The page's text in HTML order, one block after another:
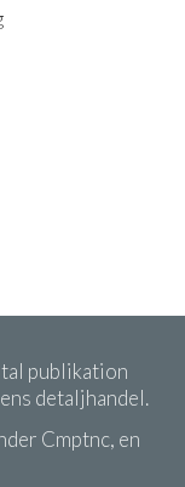
publikation
detaljhandel.
Cmptnc, en